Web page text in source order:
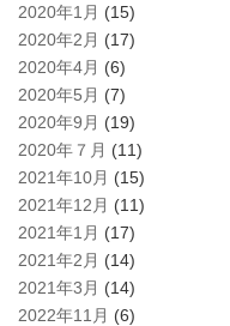
2020年1月 (15)
2020年2月 (17)
2020年4月 (6)
2020年5月 (7)
2020年9月 (19)
2020年７月 (11)
2021年10月 (15)
2021年12月 (11)
2021年1月 (17)
2021年2月 (14)
2021年3月 (14)
2022年11月 (6)